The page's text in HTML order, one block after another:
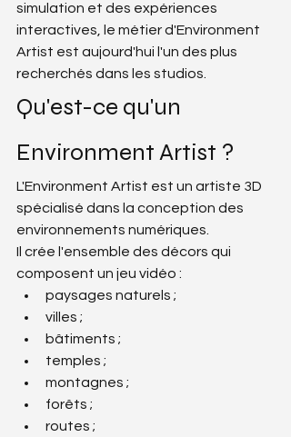
simulation et des expériences
interactives, le métier d'Environment
Artist est aujourd'hui l'un des plus
recherchés dans les studios.
Qu'est-ce qu'un
Environment Artist ?
L'Environment Artist est un artiste 3D
spécialisé dans la conception des
environnements numériques.
Il crée l'ensemble des décors qui
composent un jeu vidéo :
paysages naturels ;
villes ;
bâtiments ;
temples ;
montagnes ;
forêts ;
routes ;